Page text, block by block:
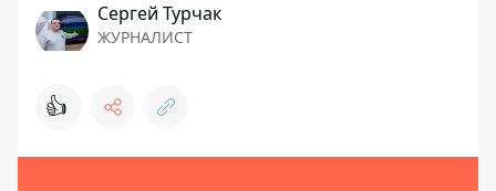
Сергей Турчак
ЖУРНАЛИСТ
👍